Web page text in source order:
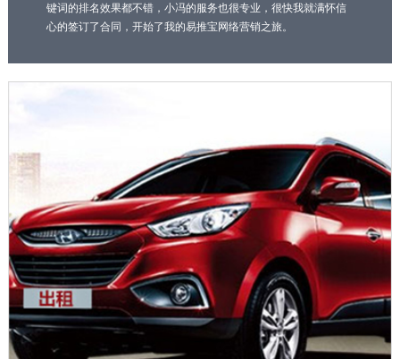
键词的排名效果都不错，小冯的服务也很专业，很快我就满怀信
心的签订了合同，开始了我的易推宝网络营销之旅。